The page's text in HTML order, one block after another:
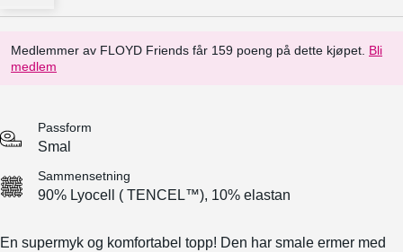
Medlemmer av FLOYD Friends får 159 poeng på dette kjøpet. Bli
medlem
Passform
Smal
Sammensetning
90% Lyocell ( TENCEL™), 10% elastan
En supermyk og komfortabel topp! Den har smale ermer med